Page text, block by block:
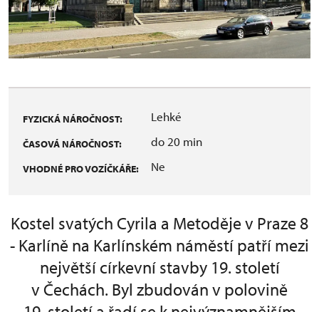
FYZICKÁ NÁROČNOST: Lehké
ČASOVÁ NÁROČNOST: do 20 min
VHODNÉ PRO VOZÍČKÁŘE: Ne
Kostel svatých Cyrila a Metoděje v Praze 8
- Karlíně na Karlínském náměstí patří mezi
největší církevní stavby 19. století
v Čechách. Byl zbudován v polovině